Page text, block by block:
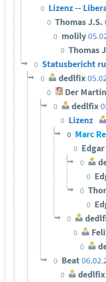
0 Lizenz --
0 Thomas J.S.
0 molily
0 Thomas
0 Statusbericht
0 dedlfix
0 Der Martin
0 dedlfix
0 Lizenz
0 Marc
0
0
0
0
0
0
0
0
0 Beat
0 dedlfix